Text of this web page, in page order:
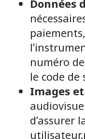
Données
numéro
le code de
Images
d’assurer